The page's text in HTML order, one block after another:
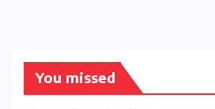
You missed